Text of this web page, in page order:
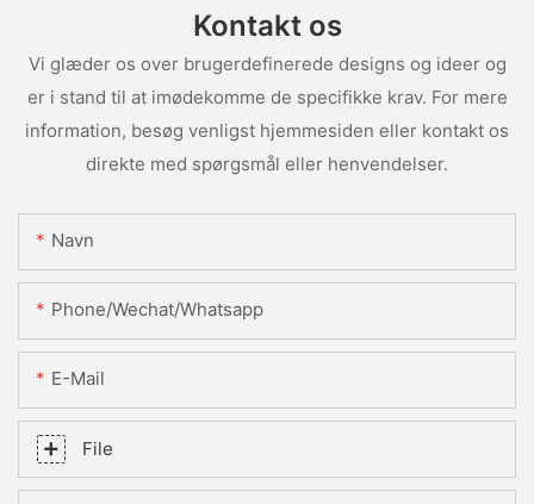
Kontakt os
Vi glæder os over brugerdefinerede designs og ideer og
er i stand til at imødekomme de specifikke krav. For mere
information, besøg venligst hjemmesiden eller kontakt os
direkte med spørgsmål eller henvendelser.
Navn
Phone/Wechat/Whatsapp
E-Mail
File